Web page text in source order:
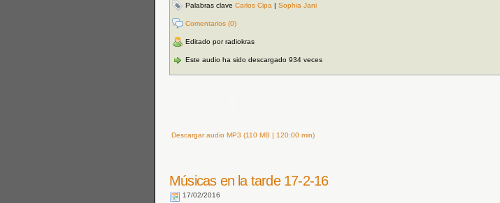
Palabras clave Carlos Cipa | Sophia Jani
Comentarios (0)
Editado por radiokras
Este audio ha sido descargado 934 veces
Descargar audio MP3 (110 MB | 120:00 min)
Músicas en la tarde 17-2-16
17/02/2016